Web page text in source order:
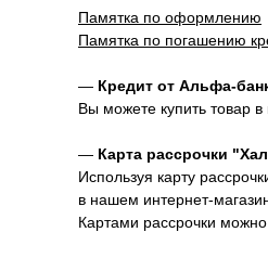
Памятка по оформлению
Памятка по погашению
— Кредит от Альфа-
Вы можете купить товар
— Карта рассрочки
Используя карту
в нашем интернет-
Картами рассрочки